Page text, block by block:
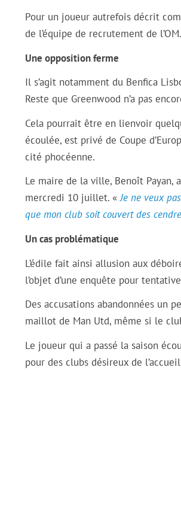
Pour un joueur autrefois décrit
de l’équipe de recrutement de
Une opposition ferme
Il s’agit notamment du Benfica
Reste que Greenwood n’a pas
Cela pourrait être en lienvoir
écoulée, est privé de Coupe
cité phocéenne.
Le maire de la ville, Benoît Payan,
mercredi 10 juillet. «Je ne veux
que mon club soit couvert des
Un cas problématique
L’édile fait ainsi allusion aux
l’objet d’une enquête pour
Des accusations abandonnées un
maillot de Man Utd, même si le
Le joueur qui a passé la saison
pour des clubs désireux de